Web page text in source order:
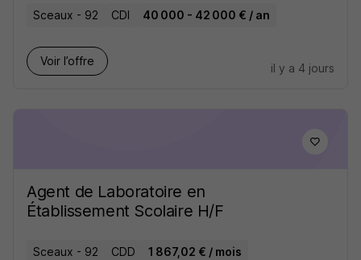
Sceaux - 92 CDI 40 000 - 42 000 € / an
Voir l’offre
il y a 4 jours
Agent de Laboratoire en
Établissement Scolaire H/F
Sceaux - 92 CDD 1 867,02 € / mois